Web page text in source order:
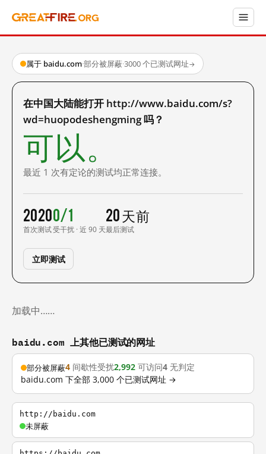
属于 baidu.com·部分被屏蔽·3000 个已测试网址→
在中国大陆能打开 http://www.baidu.com/s?
wd=huopodeshengming 吗？
可以。
最近 1 次有定论的测试均正常连接。
2020
首次测试
0/1
受干扰 · 近 90 天
20 天前
最后测试
立即测试
加载中……
baidu.com 上其他已测试的网址
部分被屏蔽4 间歇性受扰2,992 可访问4 无判定
baidu.com 下全部 3,000 个已测试网址 →
http://baidu.com
未屏蔽